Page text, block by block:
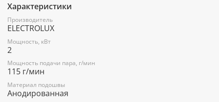
Паровой удар:360 г/мин
Ёмкость резервуара для воды, л:1.2 л
Возможность долива воды в любое время:есть
Съемный резервуар для воды:нет
Автоматическое отключение:нет
Характеристики
Производитель
ELECTROLUX
Мощность, кВт
2
Мощность подачи пара, г/мин
115 г/мин
Материал подошвы
Анодированная